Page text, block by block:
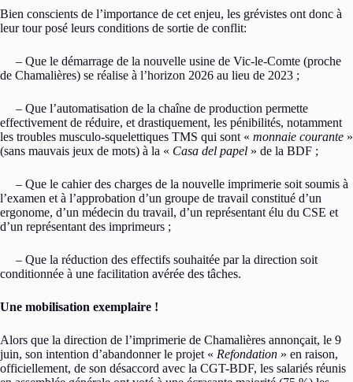
Bien conscients de l’importance de cet enjeu, les grévistes ont donc à
leur tour posé leurs conditions de sortie de conflit:
– Que le démarrage de la nouvelle usine de Vic-le-Comte (proche
de Chamalières) se réalise à l’horizon 2026 au lieu de 2023 ;
– Que l’automatisation de la chaîne de production permette
effectivement de réduire, et drastiquement, les pénibilités, notamment
les troubles musculo-squelettiques TMS qui sont « monnaie courante »
(sans mauvais jeux de mots) à la « Casa del papel » de la BDF ;
– Que le cahier des charges de la nouvelle imprimerie soit soumis à
l’examen et à l’approbation d’un groupe de travail constitué d’un
ergonome, d’un médecin du travail, d’un représentant élu du CSE et
d’un représentant des imprimeurs ;
– Que la réduction des effectifs souhaitée par la direction soit
conditionnée à une facilitation avérée des tâches.
Une mobilisation exemplaire !
Alors que la direction de l’imprimerie de Chamalières annonçait, le 9
juin, son intention d’abandonner le projet « Refondation » en raison,
officiellement, de son désaccord avec la CGT-BDF, les salariés réunis